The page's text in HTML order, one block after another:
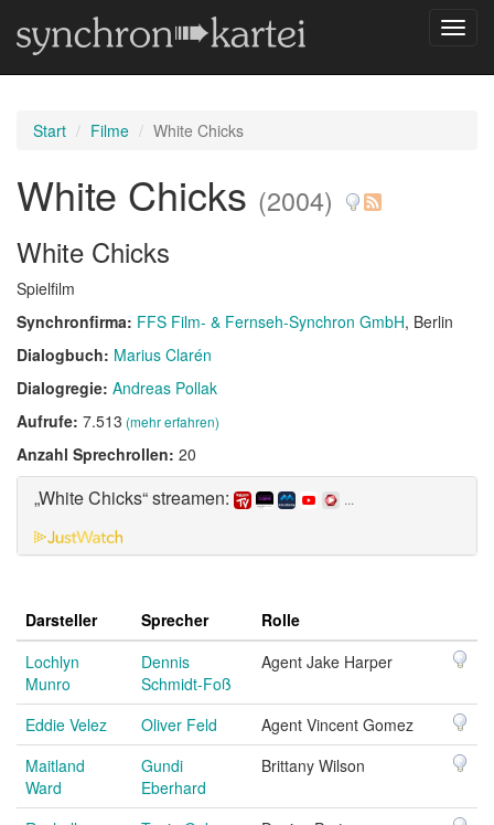
Start Filme White Chicks
White Chicks (2004)
White Chicks
Spielfilm
Synchronfirma: FFS Film- & Fernseh-Synchron GmbH, Berlin
Dialogbuch: Marius Clarén
Dialogregie: Andreas Pollak
Aufrufe: 7.513 (mehr erfahren)
Anzahl Sprechrollen: 20
„White Chicks“ streamen: ...
Darsteller Sprecher
Rolle
Lochlyn
Munro
Dennis
Schmidt-Foß
Agent Jake Harper
Eddie Velez Oliver Feld
Agent Vincent Gomez
Maitland
Ward
Gundi
Eberhard
Brittany Wilson